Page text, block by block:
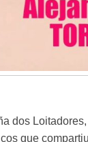
dos
que